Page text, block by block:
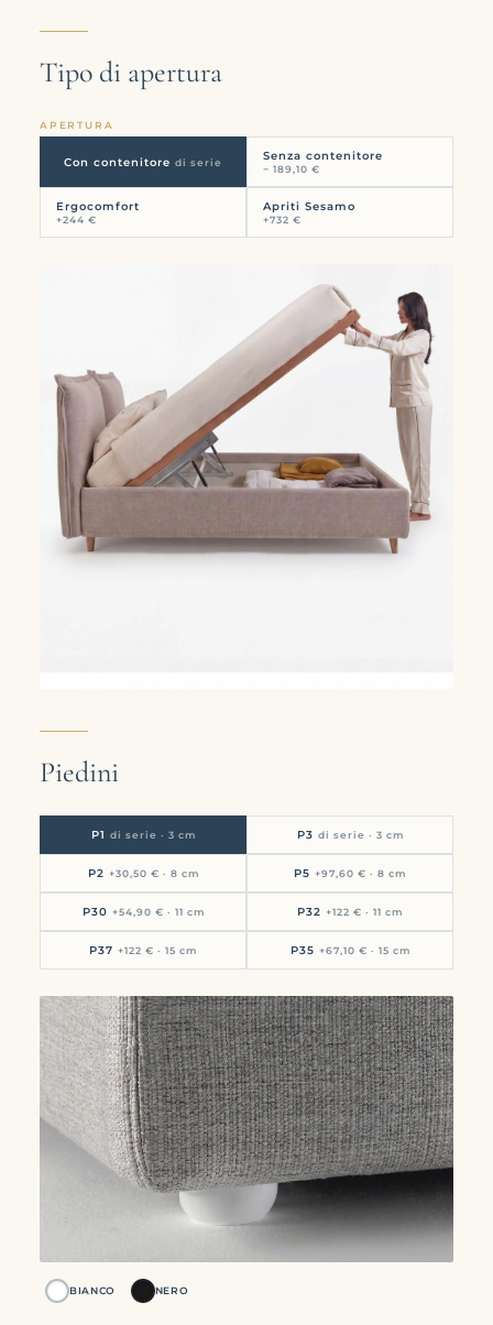
Tipo di apertura
APERTURA
Con contenitore di serie Senza contenitore
− 189,10 €
Ergocomfort
+244 €
Apriti Sesamo
+732 €
Piedini
P1 di serie · 3 cm P3 di serie · 3 cm
P2 +30,50 € · 8 cm P5 +97,60 € · 8 cm
P30 +54,90 € · 11 cm P32 +122 € · 11 cm
P37 +122 € · 15 cm P35 +67,10 € · 15 cm
BIANCO NERO